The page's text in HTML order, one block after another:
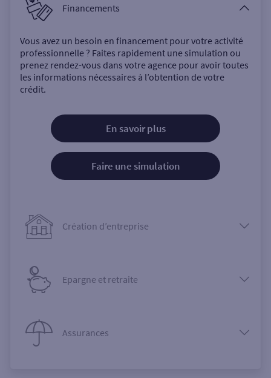
Financements
Vous avez un besoin en financement pour votre activité
professionnelle ? Faites rapidement une simulation ou
prenez rendez-vous dans votre agence pour avoir toutes
les informations nécessaires à l’obtention de votre
crédit.
En savoir plus
Faire une simulation
Création d’entreprise
Epargne et retraite
Assurances